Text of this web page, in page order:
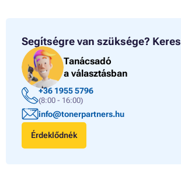
Segítségre van szüksége?
Tanácsadó
a választásban
+36 1955 5796
(8:00 - 16:00)
info@tonerpartners.hu
Érdeklődnék